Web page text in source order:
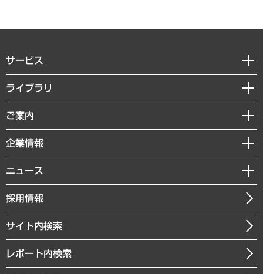
サービス
経営戦略
組織・人事戦略
デジタルイノベーション
共生・ダイバーシティ
GRC（ガバナンス・リスク・コンプライアンス）・防災（政策）
経済・産業・雇用・労働
まちづくり・観光・交通・スポーツ・スマートシティ
自然資源・農林水産業・食料システム
ライブラリ
経済調査
レポート
コラム
経営用語集
受託・受注実績（官公庁関連）
メディア掲載・出演
ご案内
セミナー・イベント情報
MUFGビジネスセミナー
受託案件情報
企業情報
私たちの想い
社長メッセージ
会社概要
沿革
組織図・本部部室紹介
ニュース
ニュースリリース
お知らせ
採用情報
サイト内検索
レポート内検索